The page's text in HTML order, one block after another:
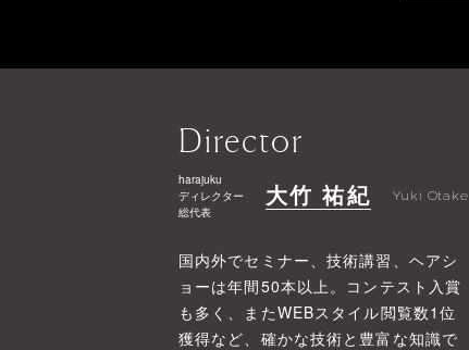
Director
harajuku
ディレクター
総代表
大竹 祐紀 Yuki Otake
国内外でセミナー、技術講習、ヘアシ
ョーは年間50本以上。コンテスト入賞
も多く、またWEBスタイル閲覧数1位
獲得など、確かな技術と豊富な知識で